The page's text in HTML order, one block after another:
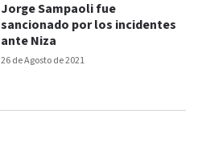
26 de Agosto de 2021
Jorge Sampaoli fue
sancionado por los incidentes
ante Niza